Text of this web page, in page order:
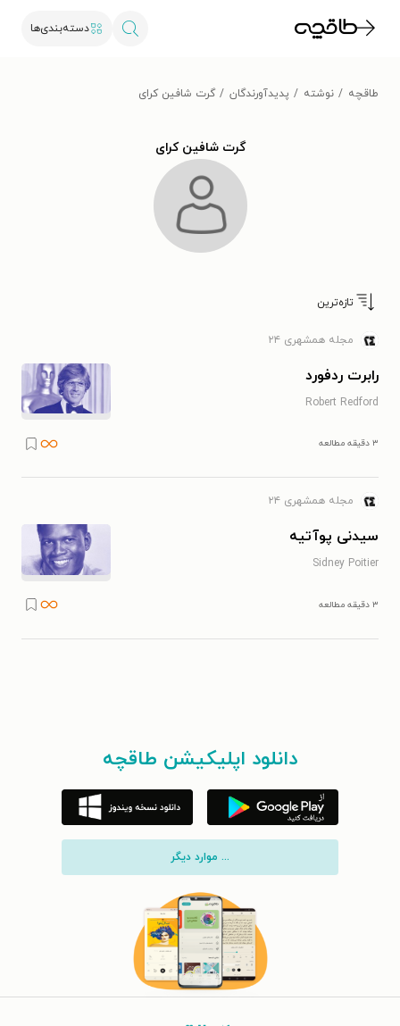
دسته‌بندی‌ها
طاقچه نوشته پدیدآورندگان گرت شافین کرای
گرت شافین کرای
تازه‌ترین
مجله همشهری ۲۴
رابرت ردفورد
Robert Redford
۳ دقیقه مطالعه
مجله همشهری ۲۴
سیدنی پوآتیه
Sidney Poitier
۳ دقیقه مطالعه
دانلود اپلیکیشن طاقچه
... موارد دیگر